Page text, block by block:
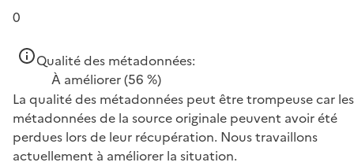
0
Qualité des métadonnées:
À améliorer(56 %)
La qualité des métadonnées peut être trompeuse car les
métadonnées de la source originale peuvent avoir été
perdues lors de leur récupération. Nous travaillons
actuellement à améliorer la situation.